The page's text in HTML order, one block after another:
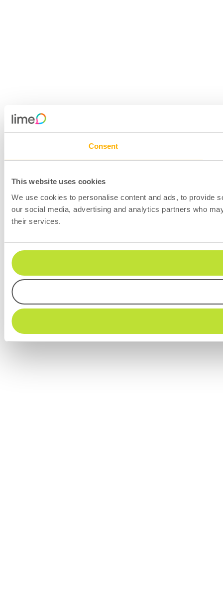
Consent
This website uses cookies
We use cookies to personalise content and ads, to provide
our social media, advertising and analytics partners who
their services.